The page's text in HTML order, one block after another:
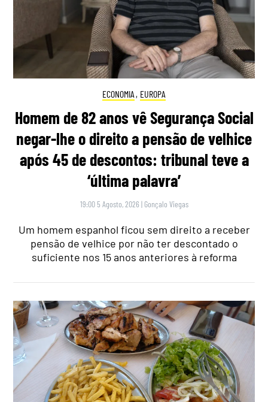
ECONOMIA , EUROPA
Homem de 82 anos vê Segurança Social
negar-lhe o direito a pensão de velhice
após 45 de descontos: tribunal teve a
‘última palavra’
19:00 5 Agosto, 2026 | Gonçalo Viegas
Um homem espanhol ficou sem direito a receber
pensão de velhice por não ter descontado o
suficiente nos 15 anos anteriores à reforma